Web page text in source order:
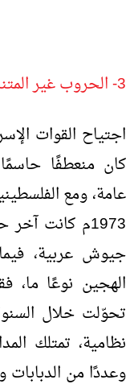
3- الحروب غير المتناظرة (1982-2024م):
كان منعطفًا
عامة، ومع
1973م كانت
الهجين نوعًا ما،
نظامية، تمتلك
وعددًا من